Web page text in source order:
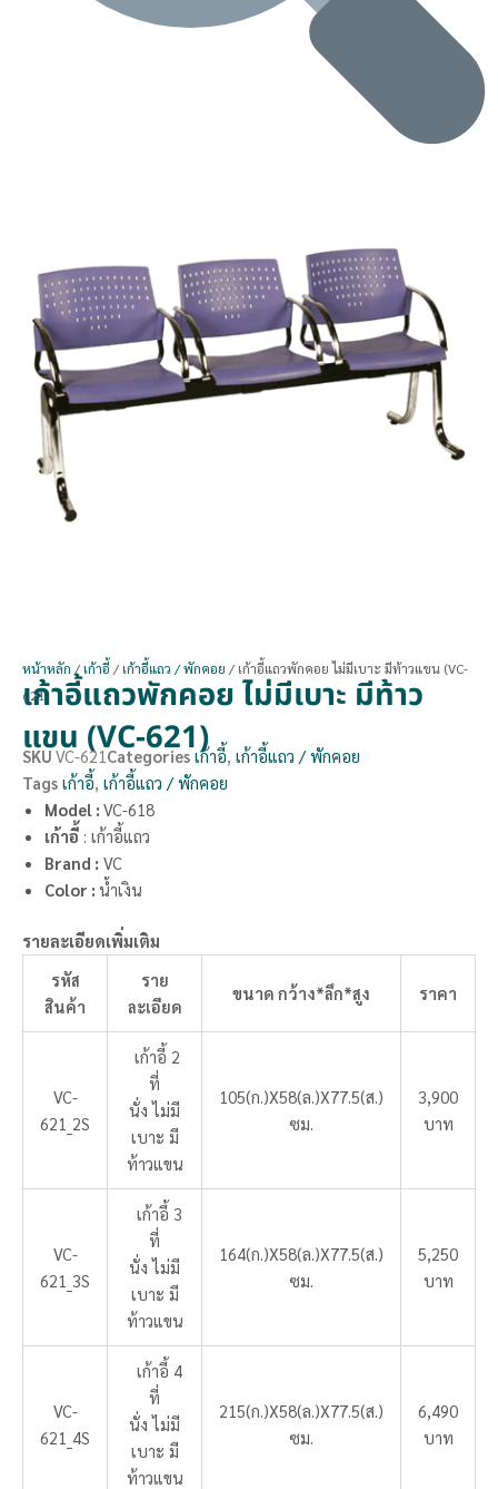
หน้าหลัก /เก้าอี้ /เก้าอี้แถว / พักคอย / เก้าอี้แถวพักคอย ไม่มีเบาะ มีท้าวแขน (VC-
621)
เก้าอี้แถวพักคอย ไม่มีเบาะ มีท้าว
แขน (VC-621)
SKUVC-621 Categories เก้าอี้, เก้าอี้แถว / พักคอย
Tags เก้าอี้, เก้าอี้แถว / พักคอย
Model : VC-618
เก้าอี้ : เก้าอี้แถว
Brand : VC
Color : น้ำเงิน
รายละเอียดเพิ่มเติม
รหัส
สินค้า
ราย
ละเอียด
ขนาด กว้าง*ลึก*สูง ราคา
VC-
621_2S
เก้าอี้ 2
ที่
นั่ง ไม่มี
เบาะ มี
ท้าวแขน
105(ก.)X58(ล.)X77.5(ส.)
ซม.
3,900
บาท
VC-
621_3S
เก้าอี้ 3
ที่
นั่ง ไม่มี
เบาะ มี
ท้าวแขน
164(ก.)X58(ล.)X77.5(ส.)
ซม.
5,250
บาท
VC-
621_4S
เก้าอี้ 4
ที่
นั่ง ไม่มี
เบาะ มี
ท้าวแขน
215(ก.)X58(ล.)X77.5(ส.)
ซม.
6,490
บาท